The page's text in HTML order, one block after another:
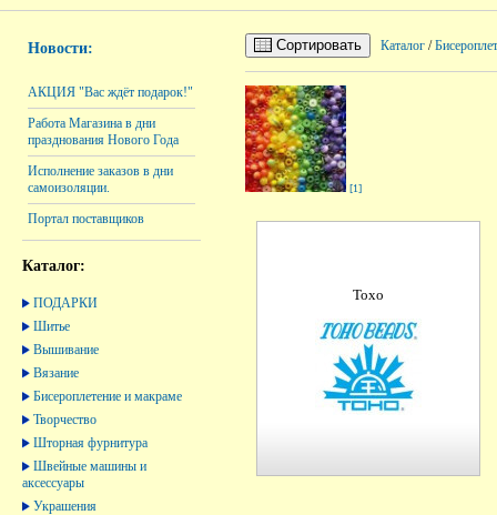
Новости:
АКЦИЯ "Вас ждёт подарок!"
Работа Магазина в дни
празднования Нового Года
Исполнение заказов в дни
самоизоляции.
Портал поставщиков
Каталог:
ПОДАРКИ
Шитье
Вышивание
Вязание
Бисероплетение и макраме
Творчество
Шторная фурнитура
Швейные машины и
аксессуары
Украшения
Сортировать Каталог /
[1]
Тохо